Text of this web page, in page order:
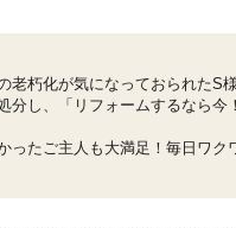
老朽化が気になっておられたS様
分し、「リフォームするなら今
ったご主人も大満足！毎日ワク